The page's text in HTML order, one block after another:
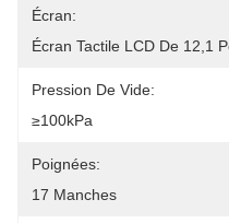
Écran:
Écran Tactile LCD De 12,1
Pression De Vide:
≥100kPa
Poignées:
17 Manches